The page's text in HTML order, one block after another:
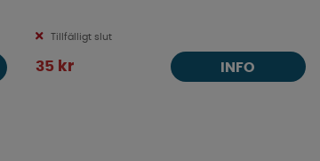
Tillfälligt slut
35 kr INFO